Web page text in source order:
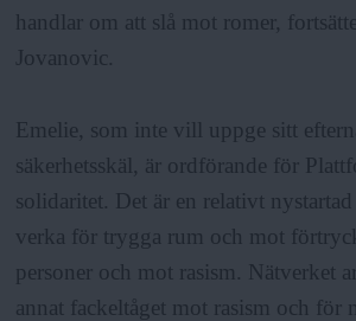
handlar om att slå mot romer,
Jovanovic.
Emelie, som inte vill uppge sitt
säkerhetsskäl, är ordförande för
solidaritet. Det är en relativt
verka för trygga rum och mot
personer och mot rasism. Nätverket
annat fackeltåget mot rasism och för